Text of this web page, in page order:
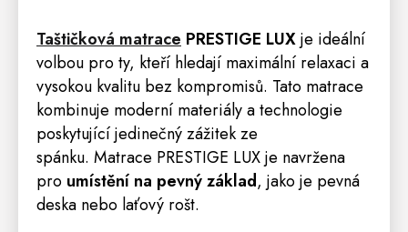
Taštičková matrace PRESTIGE LUXje ideální
volbou pro ty, kteří hledají maximální relaxaci a
vysokou kvalitu bez kompromisů. Tato matrace
kombinuje moderní materiály a technologie
poskytující jedinečný zážitek ze
spánku. Matrace PRESTIGE LUX je navržena
pro umístění na pevný základ, jako je pevná
deska nebo laťový rošt.